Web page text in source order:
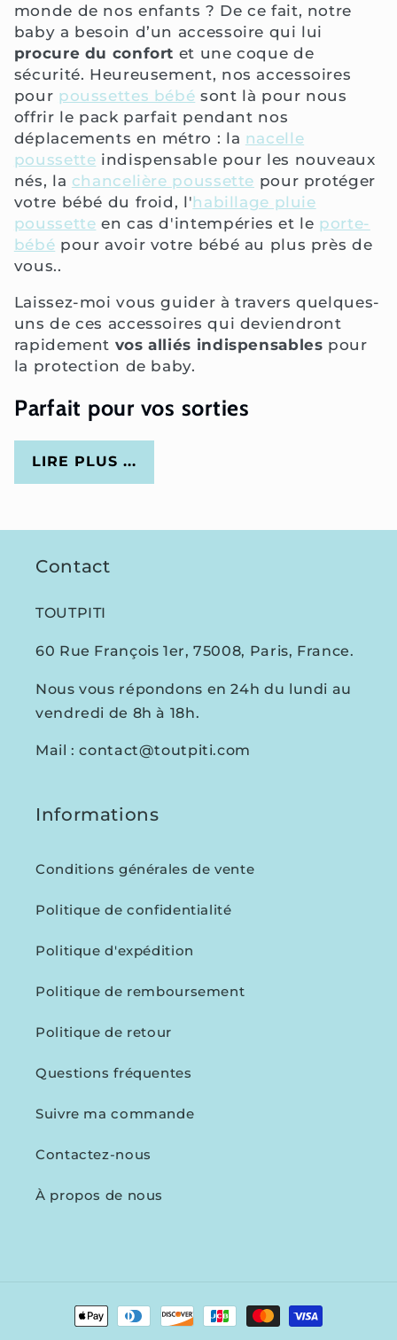
monde de nos enfants ? De ce fait, notre
baby a besoin d’un accessoire qui lui
procure du confort et une coque de
sécurité. Heureusement, nos accessoires
pour poussettes bébé sont là pour nous
offrir le pack parfait pendant nos
déplacements en métro : la nacelle
poussette indispensable pour les nouveaux
nés, la chancelière poussette pour protéger
votre bébé du froid, l'habillage pluie
poussette en cas d'intempéries et le porte-
bébé pour avoir votre bébé au plus près de
vous..
Laissez-moi vous guider à travers quelques-
uns de ces accessoires qui deviendront
rapidement vos alliés indispensables pour
la protection de baby.
Parfait pour vos sorties
LIRE PLUS ...
Contact
TOUTPITI
60 Rue François 1er, 75008, Paris, France.
Nous vous répondons en 24h du lundi au
vendredi de 8h à 18h.
Mail : contact@toutpiti.com
Informations
Conditions générales de vente
Politique de confidentialité
Politique d'expédition
Politique de remboursement
Politique de retour
Questions fréquentes
Suivre ma commande
Contactez-nous
À propos de nous
Moyens
de